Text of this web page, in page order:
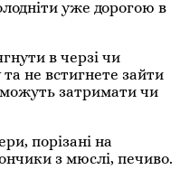
уже дорогою в
в черзі чи
не встигнете зайти
затримати чи
порізані на
з мюслі, печиво.